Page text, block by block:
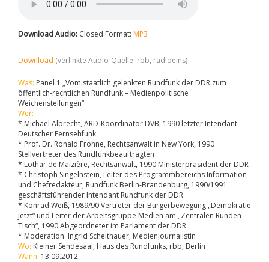
Download Audio: Closed Format: MP3
Download (verlinkte Audio-Quelle: rbb, radioeins)
Was: Panel 1 „Vom staatlich gelenkten Rundfunk der DDR zum
öffentlich-rechtlichen Rundfunk – Medienpolitische
Weichenstellungen“
Wer:
* Michael Albrecht, ARD-Koordinator DVB, 1990 letzter Intendant
Deutscher Fernsehfunk
* Prof. Dr. Ronald Frohne, Rechtsanwalt in New York, 1990
Stellvertreter des Rundfunkbeauftragten
* Lothar de Maizière, Rechtsanwalt, 1990 Ministerpräsident der DDR
* Christoph Singelnstein, Leiter des Programmbereichs Information
und Chefredakteur, Rundfunk Berlin-Brandenburg, 1990/1991
geschäftsführender Intendant Rundfunk der DDR
* Konrad Weiß, 1989/90 Vertreter der Bürgerbewegung „Demokratie
jetzt“ und Leiter der Arbeitsgruppe Medien am „Zentralen Runden
Tisch“, 1990 Abgeordneter im Parlament der DDR
* Moderation: Ingrid Scheithauer, Medienjournalistin
Wo: Kleiner Sendesaal, Haus des Rundfunks, rbb, Berlin
Wann: 13.09.2012